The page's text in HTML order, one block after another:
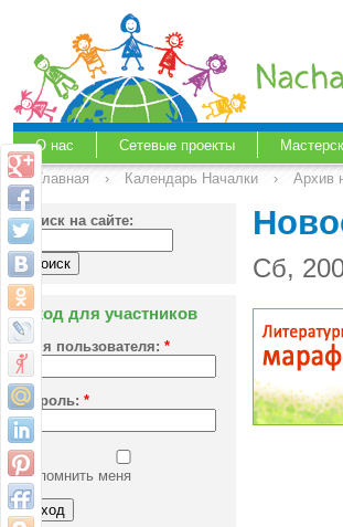
О нас Сетевые проекты
Главная
› Календарь Началки › Архив
Поиск на сайте:
Вход для участников
Имя пользователя: *
Пароль: *
Запомнить меня
Сб,